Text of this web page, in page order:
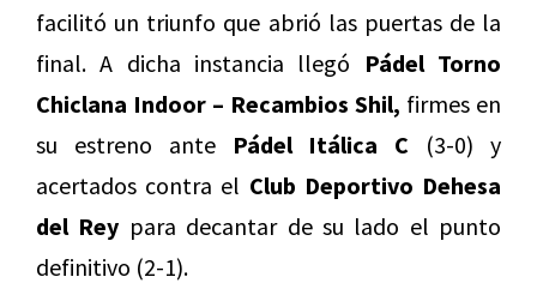
facilitó un triunfo que abrió las puertas de la
final. A dicha instancia llegó Pádel Torno
Chiclana Indoor – Recambios Shil, firmes en
su estreno ante Pádel Itálica C (3-0) y
acertados contra el Club Deportivo Dehesa
del Rey para decantar de su lado el punto
definitivo (2-1).